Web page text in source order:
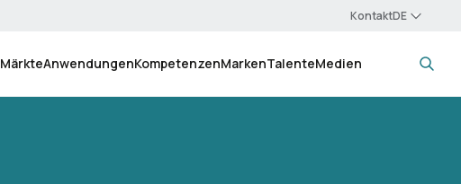
Kontakt
MärkteAnwendungenKompetenzenMarkenTalenteMedien